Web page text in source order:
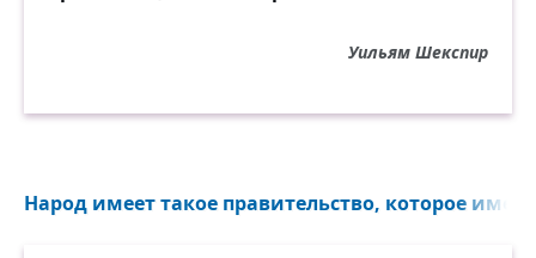
Уильям Шекспир
Народ имеет такое правительство, которое